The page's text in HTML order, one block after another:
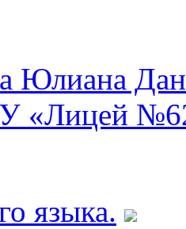
Юлиана
«Лицей
языка.